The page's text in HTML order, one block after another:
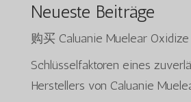
Neueste Beiträge
购买 Caluanie Muelear Oxidize
Schlüsselfaktoren eines
Herstellers von Caluanie